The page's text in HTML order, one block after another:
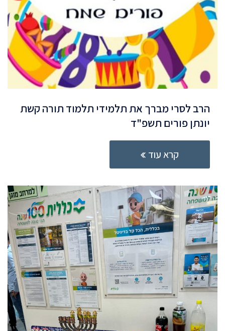
הרב לסרי מברך את תלמידי תלמוד תורה קשת
יונתן פורים תשפ"ד
קרא עוד